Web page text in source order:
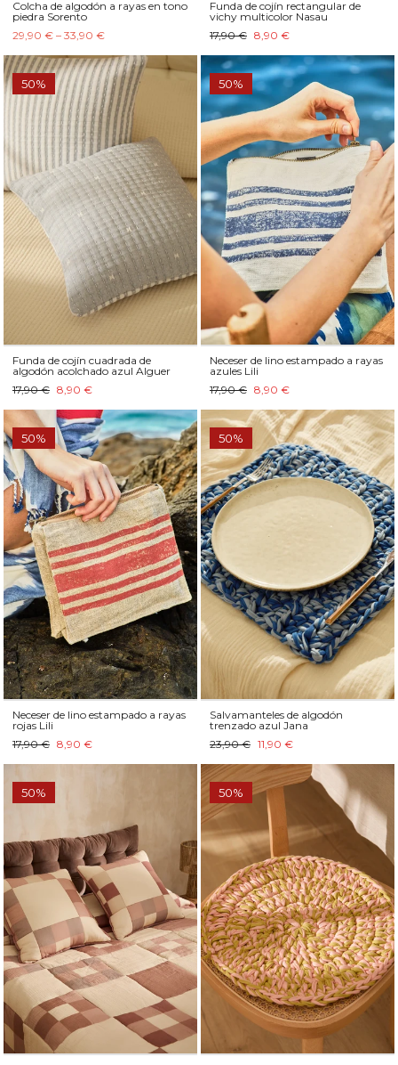
Colcha de algodón a rayas en tono
piedra Sorento
29,90 € – 33,90 €
Funda de cojín rectangular de
vichy multicolor Nasau
17,90 € 8,90 €
50%
Funda de cojín cuadrada de
algodón acolchado azul Alguer
17,90 € 8,90 €
50%
Neceser de lino estampado a rayas
azules Lili
17,90 € 8,90 €
50%
Neceser de lino estampado a rayas
rojas Lili
17,90 € 8,90 €
50%
Salvamanteles de algodón
trenzado azul Jana
23,90 € 11,90 €
50% 50%